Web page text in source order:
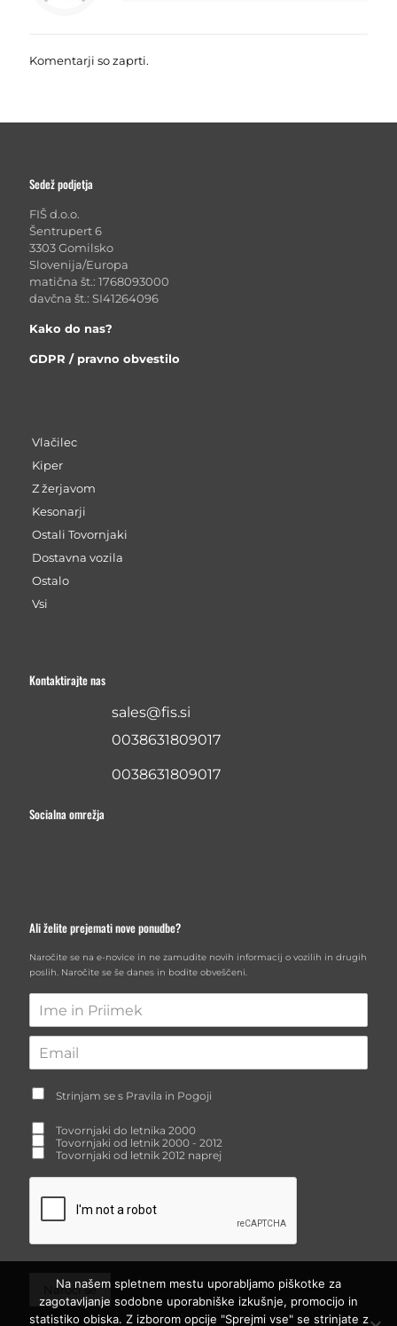
Komentarji so zaprti.
Sedež podjetja
FIŠ d.o.o.
Šentrupert 6
3303 Gomilsko
Slovenija/Europa
matična št.: 1768093000
davčna št.: SI41264096
Kako do nas?
GDPR / pravno obvestilo
Vlačilec
Kiper
Z žerjavom
Kesonarji
Ostali Tovornjaki
Dostavna vozila
Ostalo
Vsi
Kontaktirajte nas
sales@fis.si
0038631809017
0038631809017
Socialna omrežja
Ali želite prejemati nove ponudbe?
Naročite se na e-novice in ne zamudite novih informacij o vozilih in drugih
poslih. Naročite se še danes in bodite obveščeni.
Strinjam se s Pravila in Pogoji
Tovornjaki do letnika 2000
Tovornjaki od letnik 2000 - 2012
Tovornjaki od letnik 2012 naprej
Naroči se
Na našem spletnem mestu uporabljamo piškotke za
zagotavljanje sodobne uporabniške izkušnje, promocijo in
statistiko obiska. Z izborom opcije "Sprejmi vse" se strinjate z